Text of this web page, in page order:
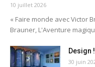
10 juillet 2026
« Faire monde avec Victor
Brauner, L'Aventure
Design
30 juin